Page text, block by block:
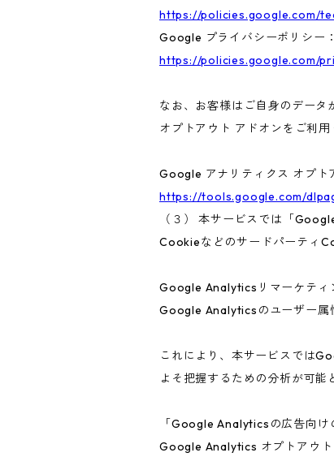
https://policies.google.com/
Google プライバシーポリシー：
https://policies.google.com/
なお、お客様はご自身のデー
オプトアウト アドオンをご利用
Google アナリティクス オプト
https://tools.google.com/
（３） 本サービスでは「
Cookieなどのサードパーティ
Google Analyticsリマーケティ
Google Analyticsのユーザー属
これにより、本サービスでは
よそ把握するための分析が可能
「Google Analyticsの広告向け
Google Analytics オプトアウト